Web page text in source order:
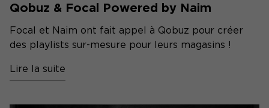
Qobuz & Focal Powered by Naim
Focal et Naim ont fait appel à Qobuz pour créer
des playlists sur-mesure pour leurs magasins !
Lire la suite